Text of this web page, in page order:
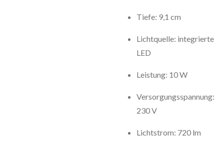
Tiefe: 9,1 cm
Lichtquelle: integrierte
LED
Leistung: 10 W
Versorgungsspannung:
230 V
Lichtstrom: 720 lm